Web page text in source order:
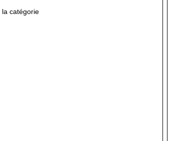
la catégorie